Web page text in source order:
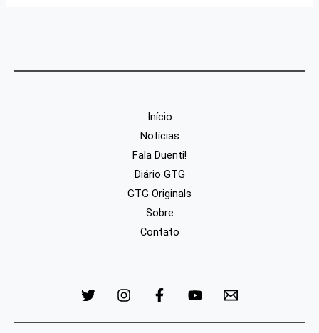
Início
Notícias
Fala Duenti!
Diário GTG
GTG Originals
Sobre
Contato